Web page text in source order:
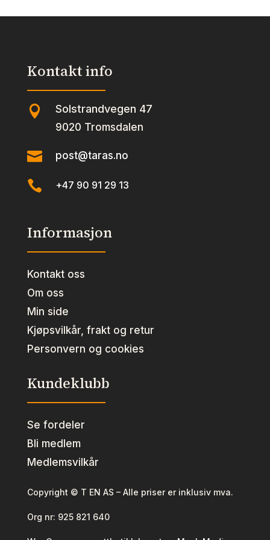
Kontakt info
 Solstrandvegen 47
9020 Tromsdalen
 post@taras.no
 +47 90 91 29 13
Informasjon
Kontakt oss
Om oss
Min side
Kjøpsvilkår, frakt og retur
Personvern og cookies
Kundeklubb
Se fordeler
Bli medlem
Medlemsvilkår
Copyright © T EN AS – Alle priser er inklusiv mva.
Org nr: 925 821 640